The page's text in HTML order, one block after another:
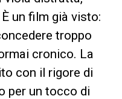
un film già visto:
troppo
cronico. La
con il rigore di
per un tocco di